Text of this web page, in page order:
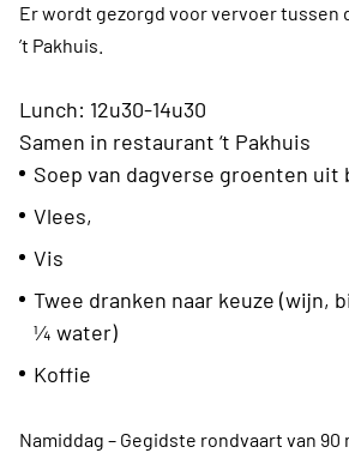
Er wordt gezorgd voor vervoer tussen
’t Pakhuis.
Lunch: 12u30-14u30
Samen in restaurant ‘t Pakhuis
Soep van dagverse groenten uit
Vlees,
Vis
Twee dranken naar keuze (wijn,
¼ water)
Koffie
Namiddag – Gegidste rondvaart van